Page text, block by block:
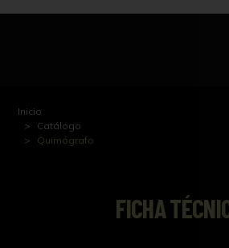
Inicio
Catálogo
Quimógrafo
FICHA